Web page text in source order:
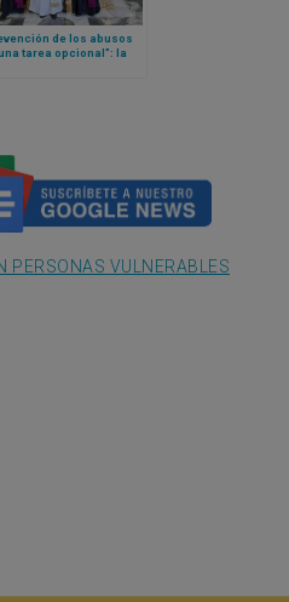
de los abusos
tarea opcional”: la
PERSONAS VULNERABLES